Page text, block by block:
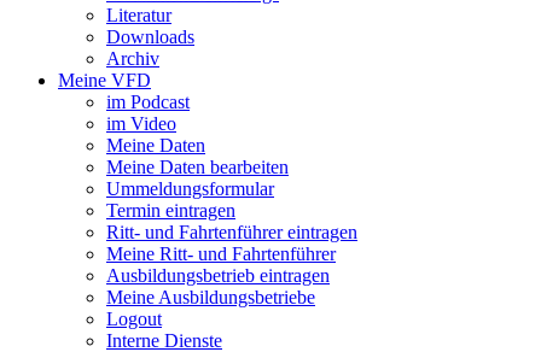
Literatur
Downloads
Archiv
Meine VFD
im Podcast
im Video
Meine Daten
Meine Daten bearbeiten
Ummeldungsformular
Termin eintragen
Ritt- und Fahrtenführer eintragen
Meine Ritt- und Fahrtenführer
Ausbildungsbetrieb eintragen
Meine Ausbildungsbetriebe
Logout
Interne Dienste